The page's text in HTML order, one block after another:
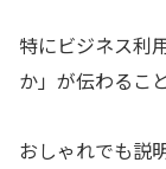
特にビジネス利
か」が伝わるこ
おしゃれでも説